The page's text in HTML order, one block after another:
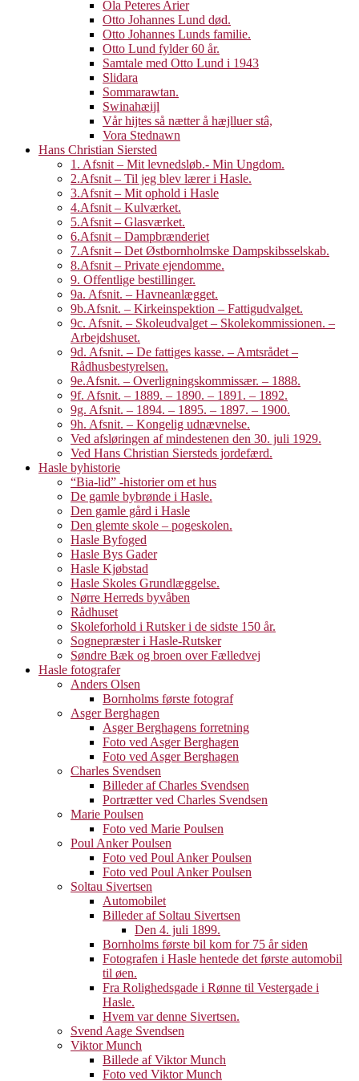
Ola Peteres Arier
Otto Johannes Lund død.
Otto Johannes Lunds familie.
Otto Lund fylder 60 år.
Samtale med Otto Lund i 1943
Slidara
Sommarawtan.
Swinahæijl
Vår hijtes så nætter å hæjlluer stâ,
Vora Stednawn
Hans Christian Siersted
1. Afsnit – Mit levnedsløb.- Min Ungdom.
2.Afsnit – Til jeg blev lærer i Hasle.
3.Afsnit – Mit ophold i Hasle
4.Afsnit – Kulværket.
5.Afsnit – Glasværket.
6.Afsnit – Dampbrænderiet
7.Afsnit – Det Østbornholmske Dampskibsselskab.
8.Afsnit – Private ejendomme.
9. Offentlige bestillinger.
9a. Afsnit. – Havneanlægget.
9b.Afsnit. – Kirkeinspektion – Fattigudvalget.
9c. Afsnit. – Skoleudvalget – Skolekommissionen. –
Arbejdshuset.
9d. Afsnit. – De fattiges kasse. – Amtsrådet –
Rådhusbestyrelsen.
9e.Afsnit. – Overligningskommissær. – 1888.
9f. Afsnit. – 1889. – 1890. – 1891. – 1892.
9g. Afsnit. – 1894. – 1895. – 1897. – 1900.
9h. Afsnit. – Kongelig udnævnelse.
Ved afsløringen af mindestenen den 30. juli 1929.
Ved Hans Christian Siersteds jordefærd.
Hasle byhistorie
“Bia-lid” -historier om et hus
De gamle bybrønde i Hasle.
Den gamle gård i Hasle
Den glemte skole – pogeskolen.
Hasle Byfoged
Hasle Bys Gader
Hasle Kjøbstad
Hasle Skoles Grundlæggelse.
Nørre Herreds byvåben
Rådhuset
Skoleforhold i Rutsker i de sidste 150 år.
Sognepræster i Hasle-Rutsker
Søndre Bæk og broen over Fælledvej
Hasle fotografer
Anders Olsen
Bornholms første fotograf
Asger Berghagen
Asger Berghagens forretning
Foto ved Asger Berghagen
Foto ved Asger Berghagen
Charles Svendsen
Billeder af Charles Svendsen
Portrætter ved Charles Svendsen
Marie Poulsen
Foto ved Marie Poulsen
Poul Anker Poulsen
Foto ved Poul Anker Poulsen
Foto ved Poul Anker Poulsen
Soltau Sivertsen
Automobilet
Billeder af Soltau Sivertsen
Den 4. juli 1899.
Bornholms første bil kom for 75 år siden
Fotografen i Hasle hentede det første automobil
til øen.
Fra Rolighedsgade i Rønne til Vestergade i
Hasle.
Hvem var denne Sivertsen.
Svend Aage Svendsen
Viktor Munch
Billede af Viktor Munch
Foto ved Viktor Munch